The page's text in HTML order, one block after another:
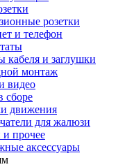
розетки
и телефон
кабеля и заглушки
монтаж
видео
сборе
движения
для жалюзи
и прочее
аксессуары